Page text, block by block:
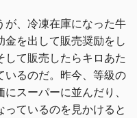
が、冷凍在庫になった牛
を出して販売奨励をし
て販売したらキロあた
いるのだ。昨今、等級の
スーパーに並んだり、
っているのを見かけると